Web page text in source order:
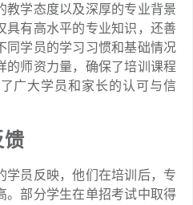
教学态度以及深厚的专业背景
具有高水平的专业知识，还善
同学员的学习习惯和基础情况
的师资力量，确保了培训课程
广大学员和家长的认可与信
馈
学员反映，他们在培训后，专
。部分学生在单招考试中取得